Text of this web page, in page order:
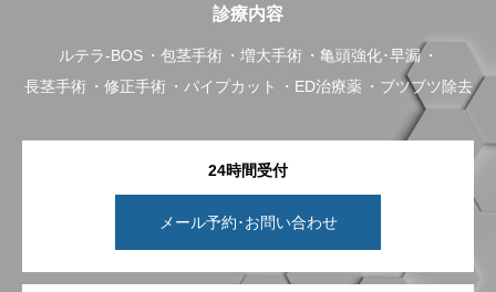
診療内容
ルテラ-BOS 包茎手術 増大手術
亀頭強化･早漏
長茎手術
修正手術 パイプカット ED治療薬 ブツブツ除去
24時間受付
メール予約･お問い合わせ